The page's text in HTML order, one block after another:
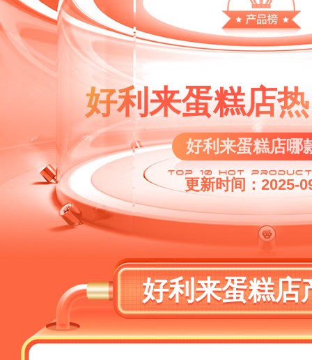
好利来蛋糕店
好利来蛋糕店哪
更新时间：2025-
好利来蛋糕店